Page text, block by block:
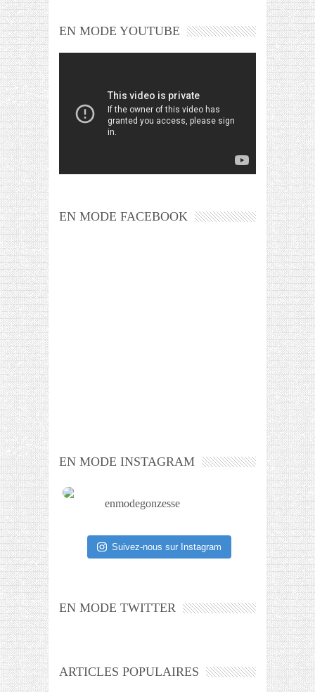
EN MODE YOUTUBE
EN MODE FACEBOOK
EN MODE INSTAGRAM
enmodegonzesse
Suivez-nous sur Instagram
EN MODE TWITTER
ARTICLES POPULAIRES